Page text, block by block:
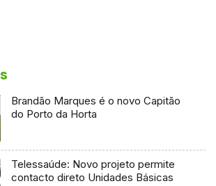
Brandão Marques é o novo Capitão
do Porto da Horta
Telessaúde: Novo projeto permite
contacto direto Unidades Básicas